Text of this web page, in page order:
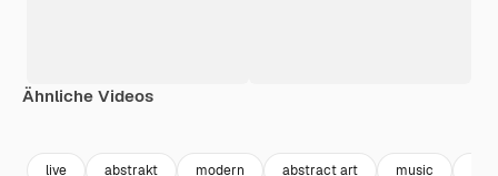
Ähnliche Videos
live abstrakt modern abstract art music